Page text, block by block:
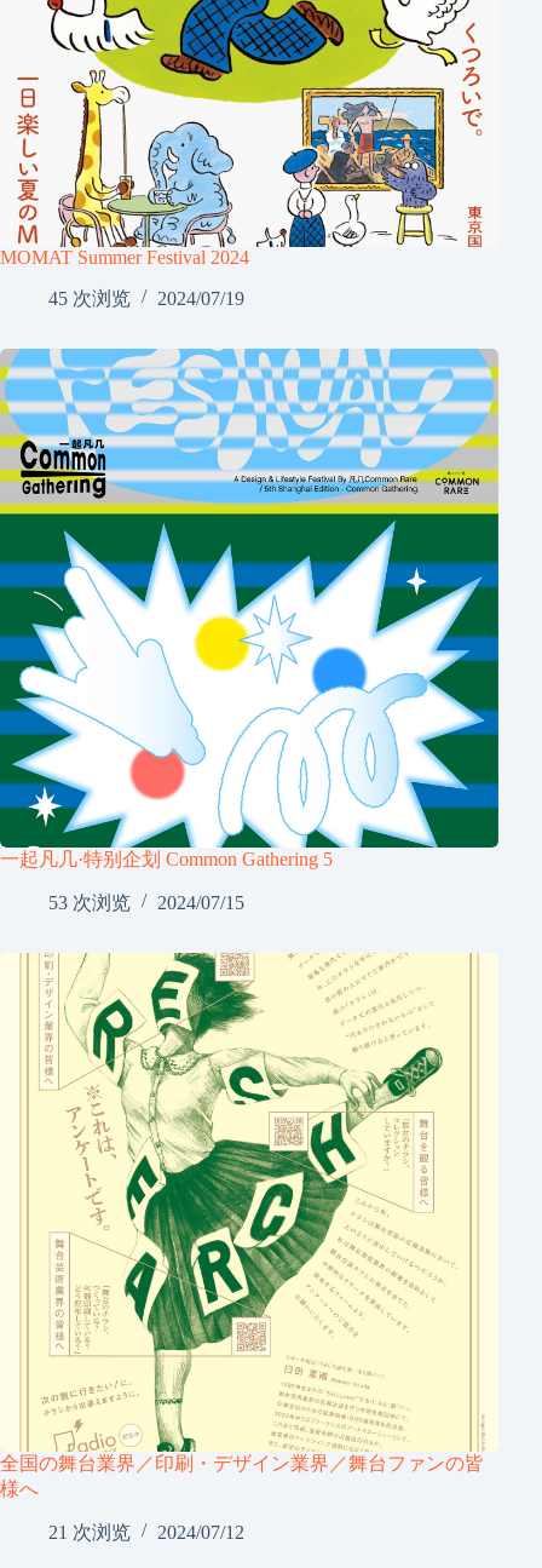
MOMAT Summer Festival 2024
45 次浏览
2024/07/19
一起凡几·特别企划 Common Gathering 5
53 次浏览 2024/07/15
全国の舞台業界／印刷・デザイン業界／舞台ファンの皆
様へ
21 次浏览 2024/07/12